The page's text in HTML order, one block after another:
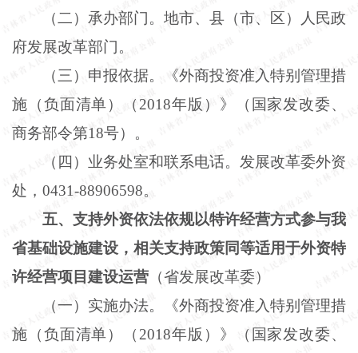
（二）承办部门。地市、县（市、区）人民政
府发展改革部门。
（三）申报依据。《外商投资准入特别管理措
施（负面清单）（ 2018年版）》（国家发改委、
商务部令第18号）。
（四）业务处室和联系电话。发展改革委外资
处， 0431-88906598。
五、支持外资依法依规以特许经营方式参与我
省基础设施建设，相关支持政策同等适用于外资特
许经营项目建设运营 （省发展改革委）
（一）实施办法。《外商投资准入特别管理措
施（负面清单）（ 2018年版）》（国家发改委、